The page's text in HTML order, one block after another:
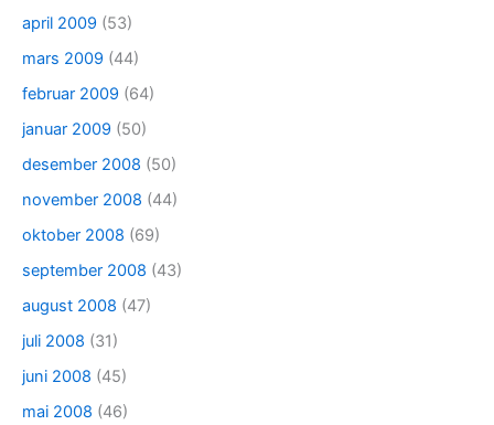
april 2009 (53)
mars 2009 (44)
februar 2009 (64)
januar 2009 (50)
desember 2008 (50)
november 2008 (44)
oktober 2008 (69)
september 2008 (43)
august 2008 (47)
juli 2008 (31)
juni 2008 (45)
mai 2008 (46)